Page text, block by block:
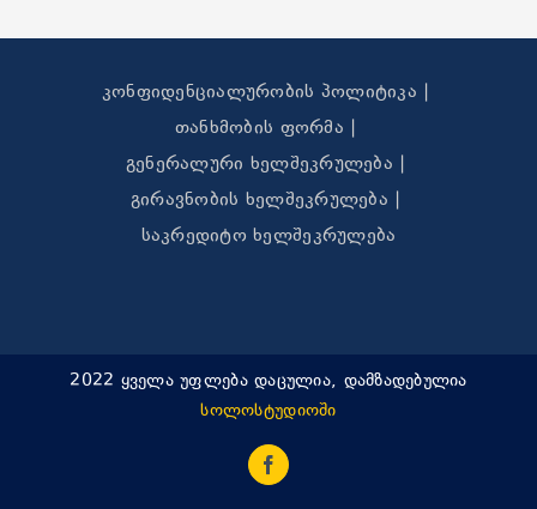
კონფიდენციალურობის პოლიტიკა
თანხმობის ფორმა
გენერალური ხელშეკრულება
გირავნობის ხელშეკრულება
საკრედიტო ხელშეკრულება
2022 ყველა უფლება დაცულია, დამზადებულია
სოლოსტუდიოში
Facebook